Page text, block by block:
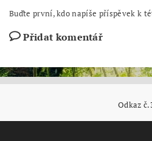
Buďte první, kdo napíše příspěvek k
Přidat komentář
Odkaz